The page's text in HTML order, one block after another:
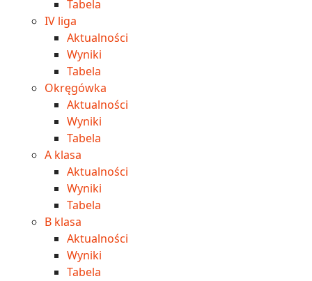
Tabela
IV liga
Aktualności
Wyniki
Tabela
Okręgówka
Aktualności
Wyniki
Tabela
A klasa
Aktualności
Wyniki
Tabela
B klasa
Aktualności
Wyniki
Tabela